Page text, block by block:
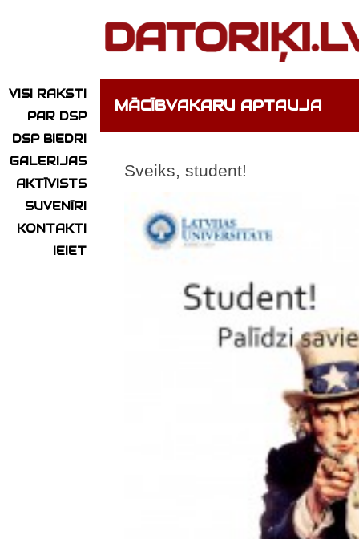
VISI RAKSTI
PAR DSP
DSP BIEDRI
GALERIJAS
AKTĪVISTS
SUVENĪRI
KONTAKTI
IEIET
MĀCĪBVAKARU APTAUJA
Sveiks, student!